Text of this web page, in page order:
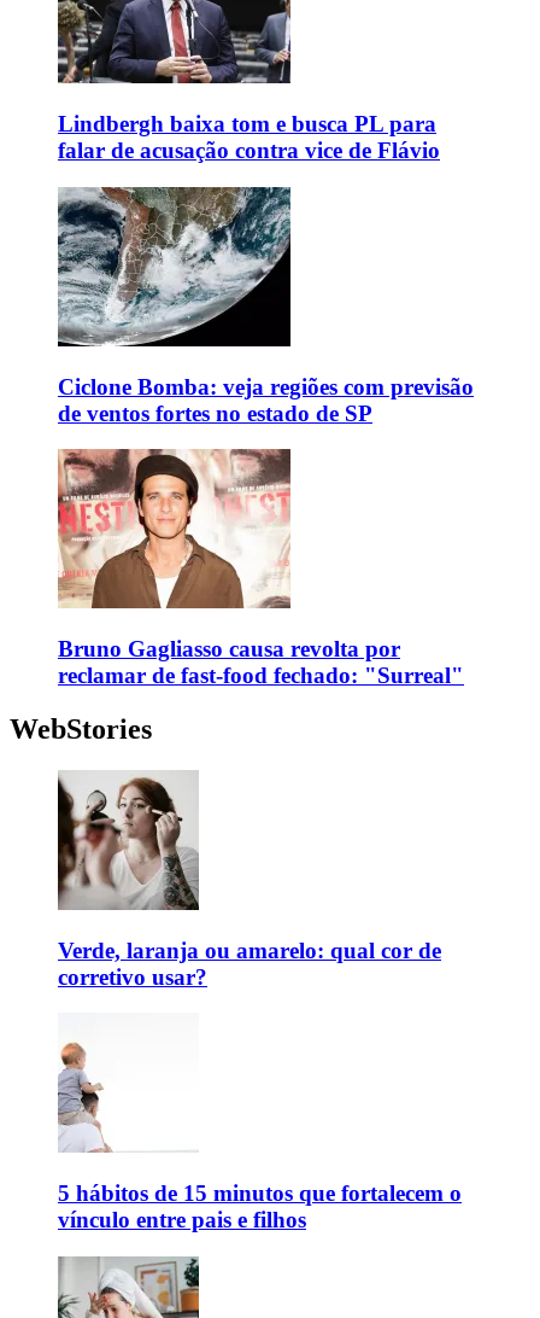
Lindbergh baixa tom e busca PL para
falar de acusação contra vice de Flávio
Ciclone Bomba: veja regiões com previsão
de ventos fortes no estado de SP
Bruno Gagliasso causa revolta por
reclamar de fast-food fechado: "Surreal"
WebStories
Verde, laranja ou amarelo: qual cor de
corretivo usar?
5 hábitos de 15 minutos que fortalecem o
vínculo entre pais e filhos